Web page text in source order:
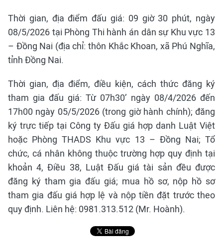
Thời gian, địa điểm đấu giá: 09 giờ 30 phút, ngày
08/5/2026 tại Phòng Thi hành án dân sự Khu vực 13
– Đồng Nai (địa chỉ: thôn Khắc Khoan, xã Phú Nghĩa,
tỉnh Đồng Nai.
Thời gian, địa điểm, điều kiện, cách thức đăng ký
tham gia đấu giá: Từ 07h30’ ngày 08/4/2026 đến
17h00 ngày 05/5/2026 (trong giờ hành chính); đăng
ký trực tiếp tại Công ty Đấu giá hợp danh Luật Việt
hoặc Phòng THADS Khu vực 13 – Đồng Nai; Tổ
chức, cá nhân không thuộc trường hợp quy định tại
khoản 4, Điều 38, Luật Đấu giá tài sản đều được
đăng ký tham gia đấu giá; mua hồ sơ, nộp hồ sơ
tham gia đấu giá hợp lệ và nộp tiền đặt trước theo
quy định. Liên hệ: 0981.313.512 (Mr. Hoành).